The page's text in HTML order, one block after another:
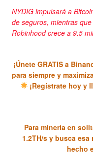
NYDIG impulsará a
de seguros, mientras
Robinhood crece a 9.5
¡Únete GRATIS a
para siempre y
¡Regístrate hoy y
Para minería en
1.2TH/s y busca esa
hecho